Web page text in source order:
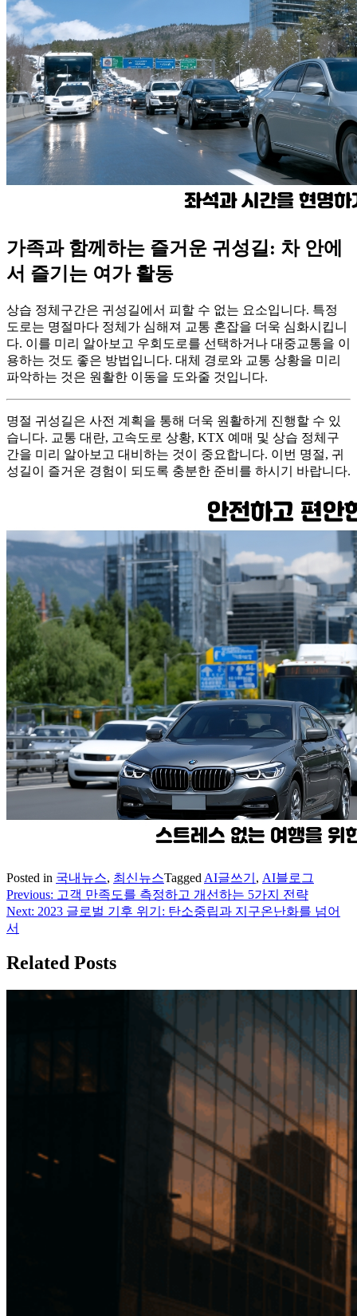
가족과 함께하는 즐거운 귀성길: 차 안에
서 즐기는 여가 활동
상습 정체구간은 귀성길에서 피할 수 없는 요소입니다. 특정
도로는 명절마다 정체가 심해져 교통 혼잡을 더욱 심화시킵니
다. 이를 미리 알아보고 우회도로를 선택하거나 대중교통을 이
용하는 것도 좋은 방법입니다. 대체 경로와 교통 상황을 미리
파악하는 것은 원활한 이동을 도와줄 것입니다.
명절 귀성길은 사전 계획을 통해 더욱 원활하게 진행할 수 있
습니다. 교통 대란, 고속도로 상황, KTX 예매 및 상습 정체구
간을 미리 알아보고 대비하는 것이 중요합니다. 이번 명절, 귀
성길이 즐거운 경험이 되도록 충분한 준비를 하시기 바랍니다.
Posted in 국내뉴스, 최신뉴스Tagged AI글쓰기 , AI블로그
글
탐
Previous: 고객 만족도를 측정하고 개선하는 5가지 전략
Next: 2023 글로벌 기후 위기: 탄소중립과 지구온난화를 넘어
서
Related Posts